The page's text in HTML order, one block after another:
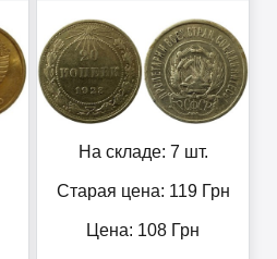
На складе: 7 шт.
Старая цена: 119Грн
Цена: 108 Грн